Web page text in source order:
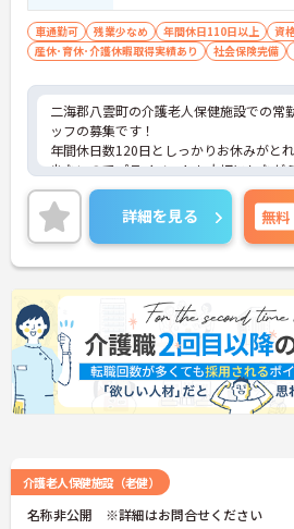
車通勤可 残業少なめ 年間休日110日以上 資
産休･育休･介護休暇取得実績あり
社会保険完備
二海郡八雲町の介護老人保健施設での常
ッフの募集です！
年間休日数120日としっかりお休みがと
少ないのでプライベートも大切にしなが
境です！
ご興味ある方には、面接のポイントなど
細をお話致しますのでお気軽にご相談く
詳細を見る 無料
介護老人保健施設（老健）
名称非公開 ※詳細はお問合せください